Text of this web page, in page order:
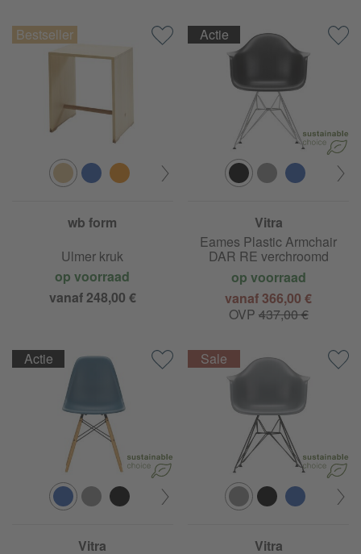
wb form
Ulmer kruk
op voorraad
vanaf 248,00 €
Vitra
Eames Plastic Armchair
DAR RE verchroomd
op voorraad
vanaf 366,00 €
OVP 437,00 €
Actie
Vitra
Actie
Vitra